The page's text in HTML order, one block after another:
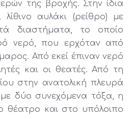
της βροχής. Στην ίδια
αυλάκι (ρείθρο) με
διαστήματα, το οποίο
νερό, που ερχόταν από
Από εκεί έπιναν νερό
και οι θεατές. Από τη
στην ανατολική πλευρά
δύο συνεχόμενα τόξα, η
θέατρο και στο υπόλοιπο